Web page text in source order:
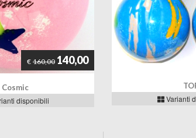
€ 160,00 140,00
Cosmic
disponibili Varianti